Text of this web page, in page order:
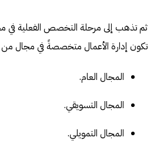
ثم تذهب إلى مرحلة التخصص الفعلية في
تكون إدارة الأعمال متخصصةً في مجال من
المجال العام.
المجال التسويقي.
المجال التمويلي.